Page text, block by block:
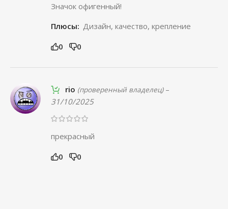
Значок офигенный!
Плюсы: Дизайн, качество, крепление
0 0
rio (проверенный владелец) –
31/10/2025
прекрасный
0 0